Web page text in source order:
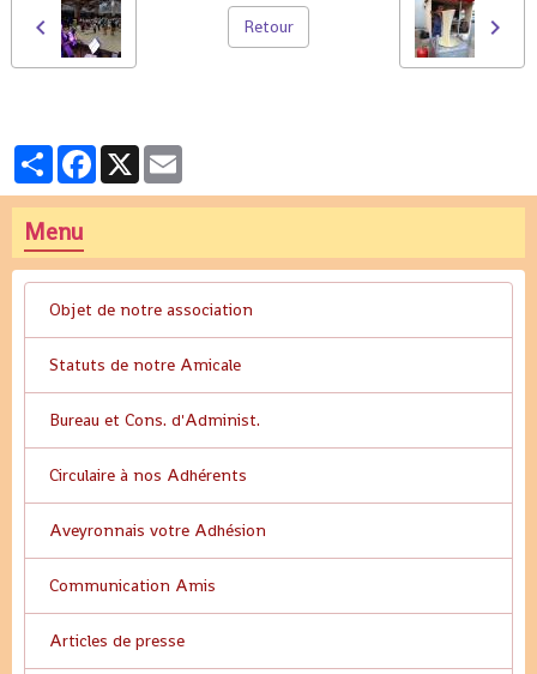
Retour
PartagerFacebook
X
Menu
Objet de notre association
Statuts de notre Amicale
Bureau et Cons. d'Administ.
Circulaire à nos Adhérents
Aveyronnais votre Adhésion
Communication Amis
Articles de presse